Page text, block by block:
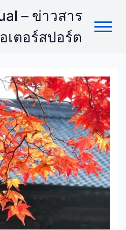
– ข่าวสาร
เตอร์สปอร์ต